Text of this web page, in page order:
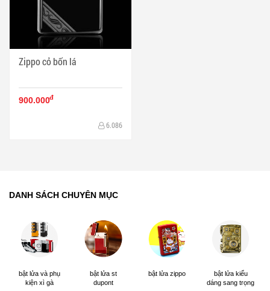
Zippo cỏ bốn lá
900.000đ
6.086
DANH SÁCH CHUYÊN MỤC
bật lửa và phụ
kiện xì gà
bật lửa st
dupont
bật lửa zippo
bật lửa kiểu
dáng sang trọng